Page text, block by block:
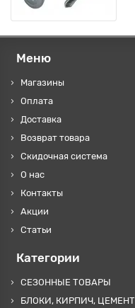
Меню
Магазины
Оплата
Доставка
Возврат товара
Скидочная система
О нас
Контакты
Акции
Статьи
Категории
СЕЗОННЫЕ ТОВАРЫ
БЛОКИ, КИРПИЧ, ЦЕМЕНТ